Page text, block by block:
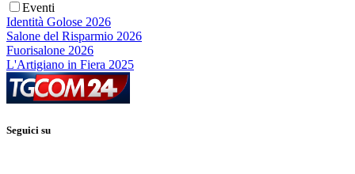
Eventi
Identità Golose 2026
Salone del Risparmio 2026
Fuorisalone 2026
L'Artigiano in Fiera 2025
Seguici su